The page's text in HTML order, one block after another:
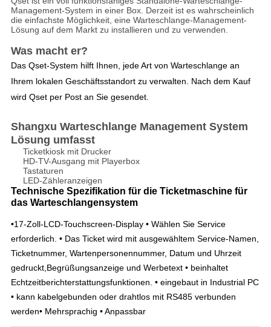
Management-System in einer Box. Derzeit ist es wahrscheinlich
die einfachste Möglichkeit, eine Warteschlange-Management-
Lösung auf dem Markt zu installieren und zu verwenden.
Was macht er?
Das Qset-System hilft Ihnen, jede Art von Warteschlange an
Ihrem lokalen Geschäftsstandort zu verwalten. Nach dem Kauf
wird Qset per Post an Sie gesendet.
Shangxu Warteschlange Management System
Lösung umfasst
Ticketkiosk mit Drucker
HD-TV-Ausgang mit Playerbox
Tastaturen
LED-Zähleranzeigen
Technische Spezifikation für die Ticketmaschine für
das Warteschlangensystem
•17-Zoll-LCD-Touchscreen-Display • Wählen Sie Service
erforderlich. • Das Ticket wird mit ausgewähltem Service-Namen,
Ticketnummer, Wartenpersonennummer, Datum und Uhrzeit
gedruckt,Begrüßungsanzeige und Werbetext • beinhaltet
Echtzeitberichterstattungsfunktionen. • eingebaut in Industrial PC
• kann kabelgebunden oder drahtlos mit RS485 verbunden
werden• Mehrsprachig • Anpassbar